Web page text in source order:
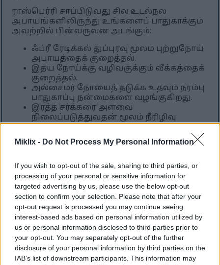
Miklix - Do Not Process My Personal Information
If you wish to opt-out of the sale, sharing to third parties, or
processing of your personal or sensitive information for
targeted advertising by us, please use the below opt-out
section to confirm your selection. Please note that after your
opt-out request is processed you may continue seeing
interest-based ads based on personal information utilized by
us or personal information disclosed to third parties prior to
your opt-out. You may separately opt-out of the further
disclosure of your personal information by third parties on the
IAB’s list of downstream participants. This information may
ராஸ்பெர்ரி சாப்பிடுவது சில உடல்நல
அபாயங்களிலிருந்து உங்களைப் பாதுகாக்கும்.
அவற்றில் பின்வருவன அடங்கும்:
ஃப்ரீ ரேடிக்கல் துப்புரவு மூலம் புற்றுநோய்
அபாயத்தைக் குறைத்தல்.
இதய நோய்க்கு வழிவகுக்கும் வீக்கத்தைக்
குறைத்தல்.
அல்சைமர் நோயைத் தடுக்க உதவும் நரம்பு
பாதுகாப்பு நன்மைகளை வழங்குகிறது.
இரத்த சர்க்கரை அளவை
நிலைப்படுத்துவதன் மூலம் நீரிழிவு
ராஸ்பெர்ரிகளில் உள்ள ஆக்ஸிஜனேற்றிகள்
சக்தியையும் அதிகரிக்கும். ராஸ்பெர்ரிகளை
தவறாமல் சாப்பிடுவது பல உடல்நல
அபாயங்களை எதிர்த்துப் போராட உதவும்.
உங்கள் உணவில் ராஸ்பெர்ரிகளைச் சேர்ப்பது
அவற்றை சுவையாக மாற்றுவதோடு உங்கள்
நீண்டகால ஆரோக்கியத்தையும்
மேம்படுத்துகிறது.